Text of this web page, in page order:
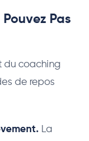
Pas
du coaching
de repos
La